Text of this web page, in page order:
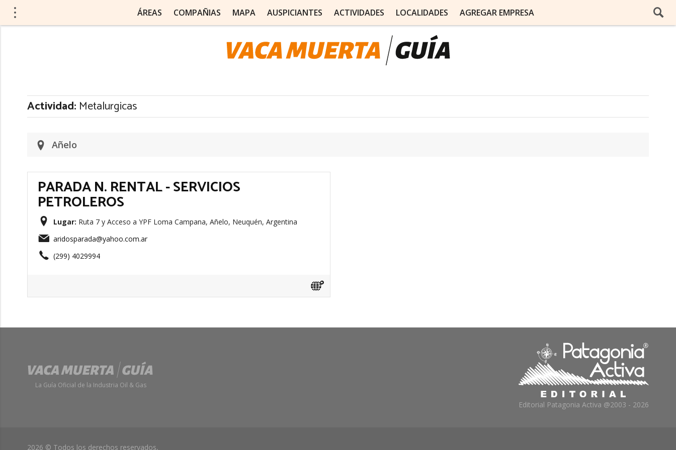
ÁREAS COMPAÑIAS MAPA AUSPICIANTES ACTIVIDADES LOCALIDADES AGREGAR EMPRESA
Actividad: Metalurgicas
Añelo
PARADA N. RENTAL - SERVICIOS
PETROLEROS
Lugar: Ruta 7 y Acceso a YPF Loma Campana, Añelo, Neuquén, Argentina
aridosparada@yahoo.com.ar
(299) 4029994
La Guía Oficial de la Industria Oil & Gas
Editorial Patagonia Activa @2003 - 2026
2026 © Todos los derechos reservados,